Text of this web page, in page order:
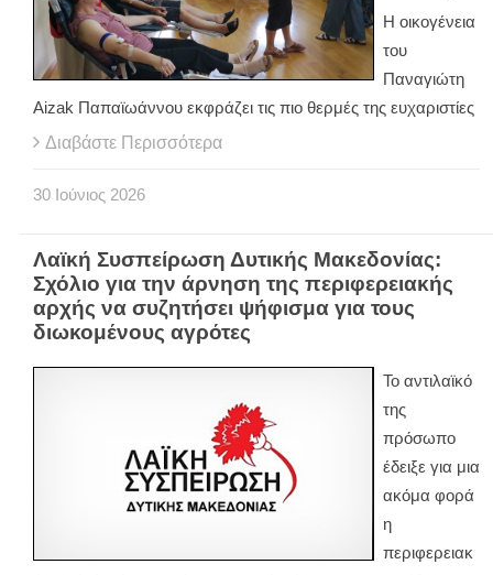
Η οικογένεια
του
Παναγιώτη
Aizak Παπαϊωάννου εκφράζει τις πιο θερμές της ευχαριστίες
Διαβάστε Περισσότερα
30 Ιούνιος 2026
Λαϊκή Συσπείρωση Δυτικής Μακεδονίας:
Σχόλιο για την άρνηση της περιφερειακής
αρχής να συζητήσει ψήφισμα για τους
διωκομένους αγρότες
Το αντιλαϊκό
της
πρόσωπο
έδειξε για μια
ακόμα φορά
η
περιφερειακ